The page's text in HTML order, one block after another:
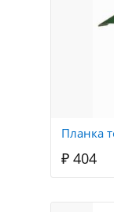
Планка
₽ 404